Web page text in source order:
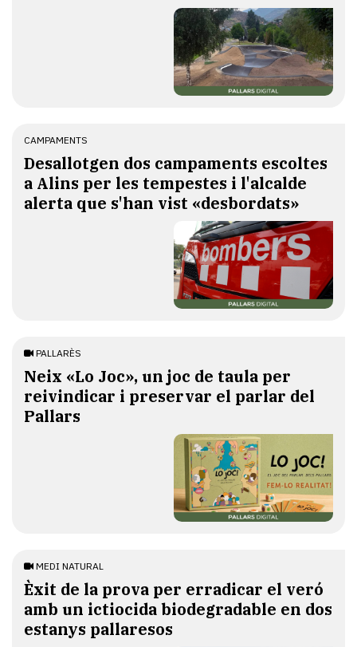
CAMPAMENTS
​Desallotgen dos campaments escoltes
a Alins per les tempestes i l'alcalde
alerta que s'han vist «desbordats»
PALLARÈS
​Neix «Lo Joc», un joc de taula per
reivindicar i preservar el parlar del
Pallars
MEDI NATURAL
Èxit de la prova per erradicar el veró
amb un ictiocida biodegradable en dos
estanys pallaresos